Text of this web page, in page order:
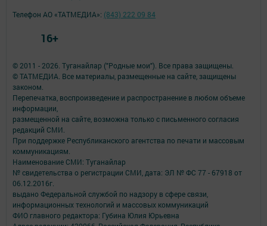
© 2011 - 2026. Туганайлар ("Родные мои"). Все права защищены.
© ТАТМЕДИА. Все материалы, размещенные на сайте, защищены
законом.
Перепечатка, воспроизведение и распространение в любом объеме
информации,
размещенной на сайте, возможна только с письменного согласия
редакций СМИ.
При поддержке Республиканского агентства по печати и массовым
коммуникациям.
Наименование СМИ: Туганайлар
№ свидетельства о регистрации СМИ, дата: ЭЛ № ФС 77 - 67918 от
06.12.2016г.
выдано Федеральной службой по надзору в сфере связи,
информационных технологий и массовых коммуникаций
ФИО главного редактора: Губина Юлия Юрьевна
Телефон АО «ТАТМЕДИА»: (843) 222 09 84
16+